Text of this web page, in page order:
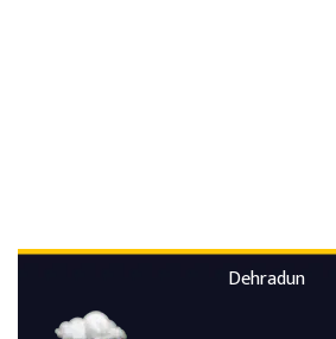
Dehradun